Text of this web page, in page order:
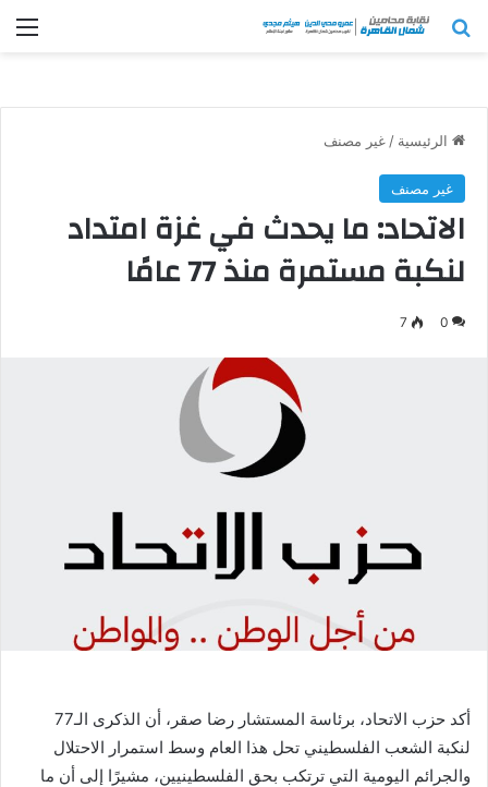
بحث عن
الرئيسية / غير مصنف
غير مصنف
الاتحاد: ما يحدث في غزة امتداد
لنكبة مستمرة منذ 77 عامًا
0
7
أكد حزب الاتحاد، برئاسة المستشار رضا صقر، أن الذكرى الـ77
لنكبة الشعب الفلسطيني تحل هذا العام وسط استمرار الاحتلال
والجرائم اليومية التي ترتكب بحق الفلسطينيين، مشيرًا إلى أن ما